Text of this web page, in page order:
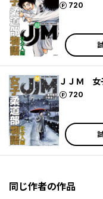
720
ポイント
ＪＪＭ 女
720
ポイント
同じ作者の作品